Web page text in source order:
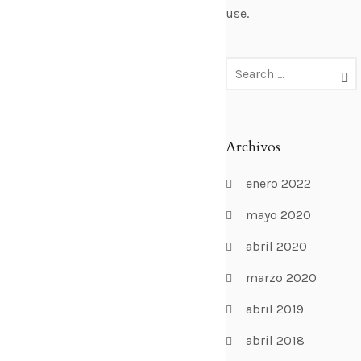
use.
Archivos
enero 2022
mayo 2020
abril 2020
marzo 2020
abril 2019
abril 2018